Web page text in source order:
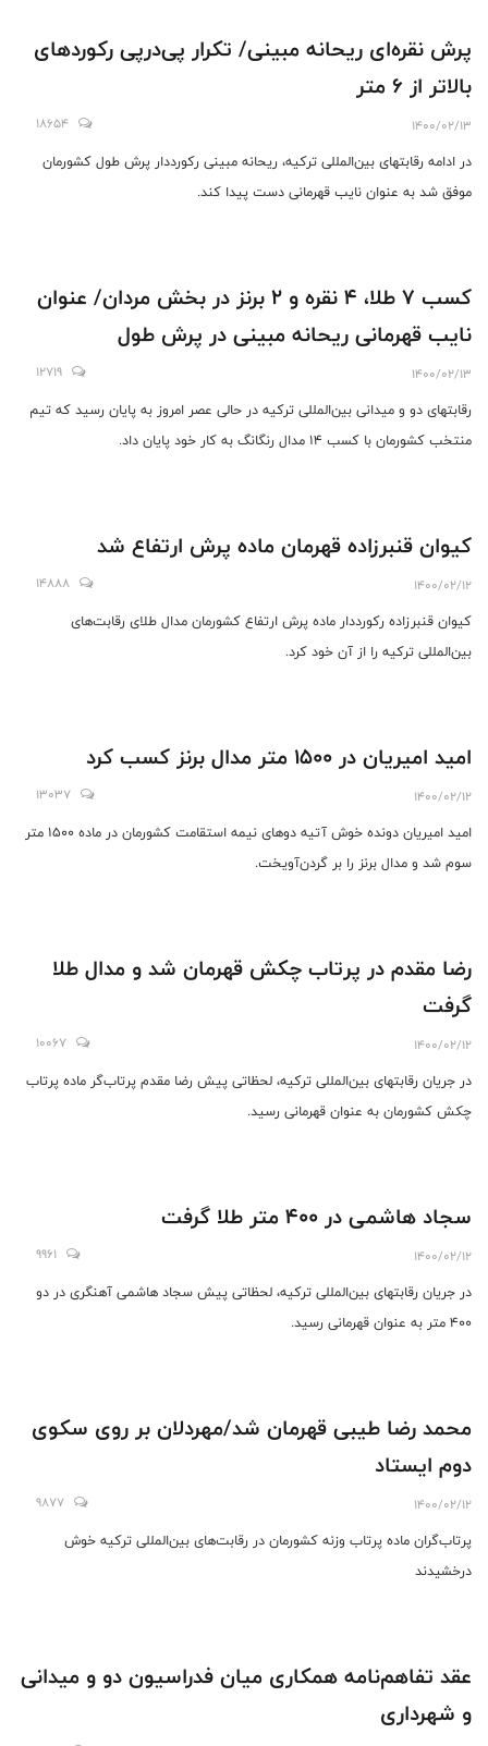
پرش نقره‌ای ریحانه مبینی/ تکرار پی‌در‌پی رکوردهای
بالاتر از ۶ متر
1400/02/13
18654
در ادامه رقابتهای بین‌المللی ترکیه، ریحانه مبینی رکورددار پرش طول کشورمان
موفق شد به عنوان نایب قهرمانی دست پیدا کند.
کسب ۷ طلا، ۴ نقره و ۲ برنز در بخش مردان/ عنوان
نایب قهرمانی ریحانه مبینی در پرش طول
1400/02/13
12719
رقابتهای دو و میدانی بین‌المللی ترکیه در حالی عصر امروز به پایان رسید که تیم
منتخب کشورمان با کسب ۱۴ مدال رنگانگ به کار خود پایان داد.
کیوان قنبرزاده قهرمان ماده پرش ارتفاع شد
1400/02/12
14888
کیوان قنبرزاده رکورد‌دار ماده پرش ارتفاع کشورمان مدال طلای رقابت‌های
بین‌المللی ترکیه را از آن خود کرد.
امید امیریان در ۱۵۰۰ متر مدال برنز کسب کرد
1400/02/12
13037
امید امیریان دونده خوش آتیه دوهای نیمه استقامت کشورمان در ماده ۱۵۰۰ متر
سوم شد و مدال برنز را بر گردن‌آویخت.
رضا مقدم در پرتاب چکش قهرمان شد و مدال طلا
گرفت
1400/02/12
10067
در جریان رقابتهای بین‌المللی ترکیه، لحظاتی پیش رضا مقدم پرتاب‌گر ماده پرتاب
چکش کشورمان به عنوان قهرمانی رسید.
سجاد هاشمی در ۴۰۰ متر طلا گرفت
1400/02/12
9961
در جریان رقابتهای بین‌المللی ترکیه، لحظاتی پیش سجاد هاشمی آهنگری در دو
۴۰۰ متر به عنوان قهرمانی رسید.
محمد رضا طیبی قهرمان شد/مهردلان بر روی سکوی
دوم ایستاد
1400/02/12
9877
پرتاب‌گران ماده پرتاب وزنه کشورمان در رقابت‌های بین‌المللی ترکیه خوش
درخشیدند
عقد تفاهم‌نامه همکاری میان فدراسیون دو و میدانی
و شهرداری